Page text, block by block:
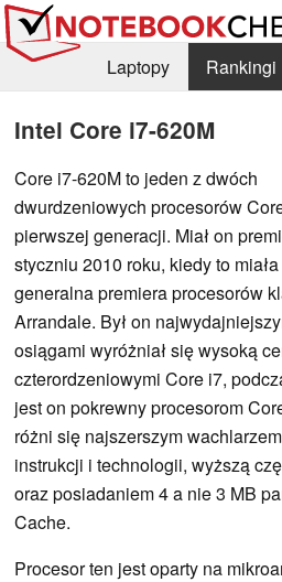
Laptopy Rankingi
Intel Core i7-620M
Core i7-620M to jeden z dwóch
dwurdzeniowych procesorów
pierwszej generacji. Miał on
styczniu 2010 roku, kiedy to
generalna premiera procesorów
Arrandale. Był on
osiągami wyróżniał się wysoką
czterordzeniowymi Core i7,
jest on pokrewny procesorom
różni się najszerszym
instrukcji i technologii, wyższą
oraz posiadaniem 4 a nie 3 MB
Cache.
Procesor ten jest oparty na